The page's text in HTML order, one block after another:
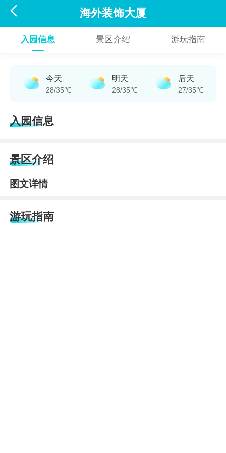
 海外装饰大厦
入园信息 景区介绍 游玩指南
今天
28/35℃
明天
28/35℃
后天
27/35℃
入园信息
景区介绍
图文详情
游玩指南